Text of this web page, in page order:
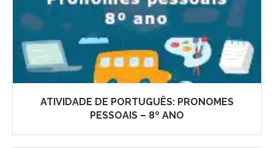
ATIVIDADE DE PORTUGUÊS: PRONOMES
PESSOAIS – 8º ANO